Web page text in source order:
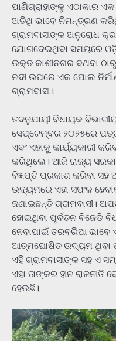
ପାଣିଗ୍ରାହୀଙ୍କୁ ଏଠାକାର
ଅତିଥି ଭାବେ ନିମନ୍ତ୍ରଣ
ଗ୍ରାମବାସୀଙ୍କ ଅନୁରୋଧ
ଯୋଗଦେଇଥିବା ସମୟରେ
ଉକ୍ତ କାଶୀନଗର ବଥବା
ନଦୀ ଉପରେ ଏକ ପୋଲ
ଗ୍ରାମବାସୀ।
ତଦନୁଯାୟୀ ବିଧାୟକ
ସେପ୍ଟେମ୍ବର ୨୦୨୫ରେ
ଏବଂ ଏହାକୁ କାର୍ଯ୍ୟକାରୀ
କରିଥିଲେ। ଆଜି ରାଜ୍ୟ
ବିଜ୍ଞପ୍ତି ପ୍ରକାଶ କରିବା
ଉଦ୍ୟମରେ ଏହା ସଫଳ
ଜଣାଇଛନ୍ତି ଗ୍ରାମବାସୀ।
ହୋଇଥିବା ପୂର୍ବତନ ବିଜେଡି
ନେବାପାଇଁ ତରବରିଆ ଭାବେ
ଆତ୍ମଘୋଷିତ ଉଦ୍ୟମ ଥିବା
ଏହି ଗ୍ରାମବାସୀଙ୍କ ସହ ଏ
ଏହା ତାଙ୍କର ହୀନ
ହେଉଛି।